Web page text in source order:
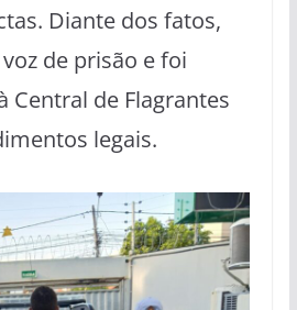
Diante dos fatos,
de prisão e foi
Central de Flagrantes
legais.